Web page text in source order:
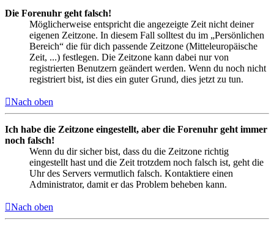
Die Forenuhr geht falsch!
Möglicherweise entspricht die angezeigte Zeit nicht deiner
eigenen Zeitzone. In diesem Fall solltest du im „Persönlichen
Bereich“ die für dich passende Zeitzone (Mitteleuropäische
Zeit, ...) festlegen. Die Zeitzone kann dabei nur von
registrierten Benutzern geändert werden. Wenn du noch nicht
registriert bist, ist dies ein guter Grund, dies jetzt zu tun.
Nach oben
Ich habe die Zeitzone eingestellt, aber die Forenuhr geht immer
noch falsch!
Wenn du dir sicher bist, dass du die Zeitzone richtig
eingestellt hast und die Zeit trotzdem noch falsch ist, geht die
Uhr des Servers vermutlich falsch. Kontaktiere einen
Administrator, damit er das Problem beheben kann.
Nach oben